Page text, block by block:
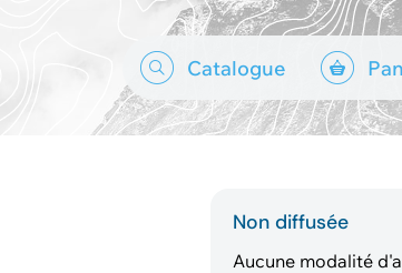
Catalogue
Non diffusée
Aucune modalité